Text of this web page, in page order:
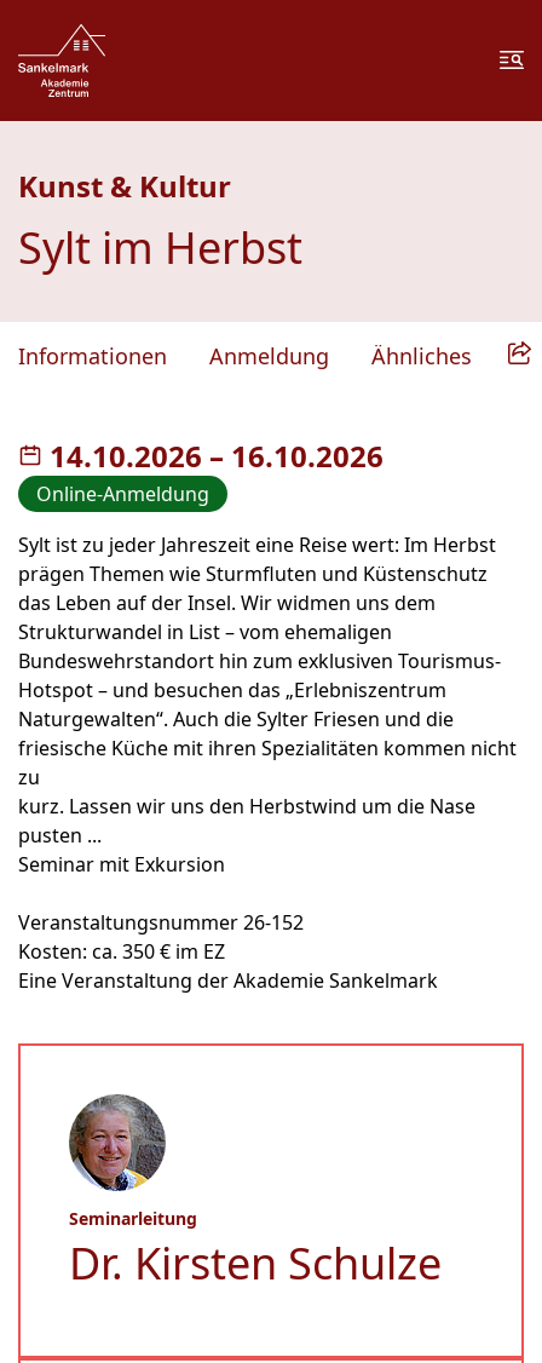
Zum Inhalt springen
Zur Fußzeile springen
Kunst & Kultur
Sylt im Herbst
Informationen Anmeldung Ähnliches
14.10.2026 – bis
16.10.2026
Online-Anmeldung
Sylt ist zu jeder Jahreszeit eine Reise wert: Im Herbst
prägen Themen wie Sturmfluten und Küstenschutz
das Leben auf der Insel. Wir widmen uns dem
Strukturwandel in List – vom ehemaligen
Bundeswehrstandort hin zum exklusiven Tourismus-
Hotspot – und besuchen das „Erlebniszentrum
Naturgewalten“. Auch die Sylter Friesen und die
friesische Küche mit ihren Spezialitäten kommen nicht
zu
kurz. Lassen wir uns den Herbstwind um die Nase
pusten ...
Seminar mit Exkursion
Veranstaltungsnummer 26-152
Kosten: ca. 350 € im EZ
Eine Veranstaltung der Akademie Sankelmark
Seminarleitung
Dr. Kirsten Schulze